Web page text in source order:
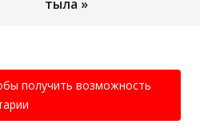
тыла »
получить возможность